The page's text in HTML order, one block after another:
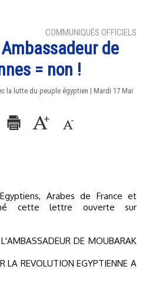
COMMUNIQUÉS OFFICIELS
de
= non !
la lutte du peuple égyptien | Mardi 17 Mai
cette lettre ouverte sur
DE MOUBARAK
LA REVOLUTION EGYPTIENNE A